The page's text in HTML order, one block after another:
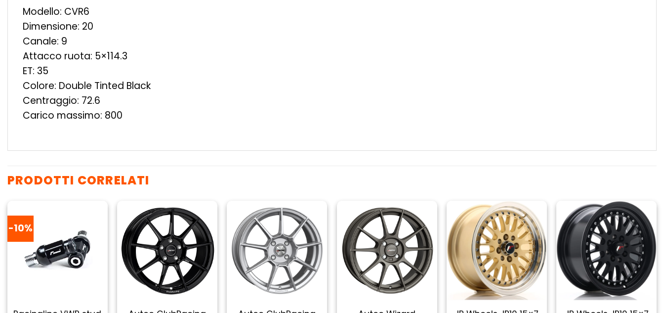
Modello: CVR6
Dimensione: 20
Canale: 9
Attacco ruota: 5×114.3
ET: 35
Colore: Double Tinted Black
Centraggio: 72.6
Carico massimo: 800
PRODOTTI CORRELATI
-10%